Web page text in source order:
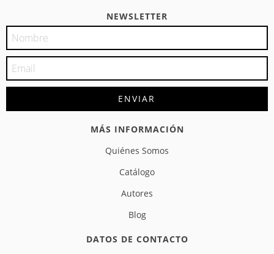
NEWSLETTER
MÁS INFORMACIÓN
Quiénes Somos
Catálogo
Autores
Blog
DATOS DE CONTACTO